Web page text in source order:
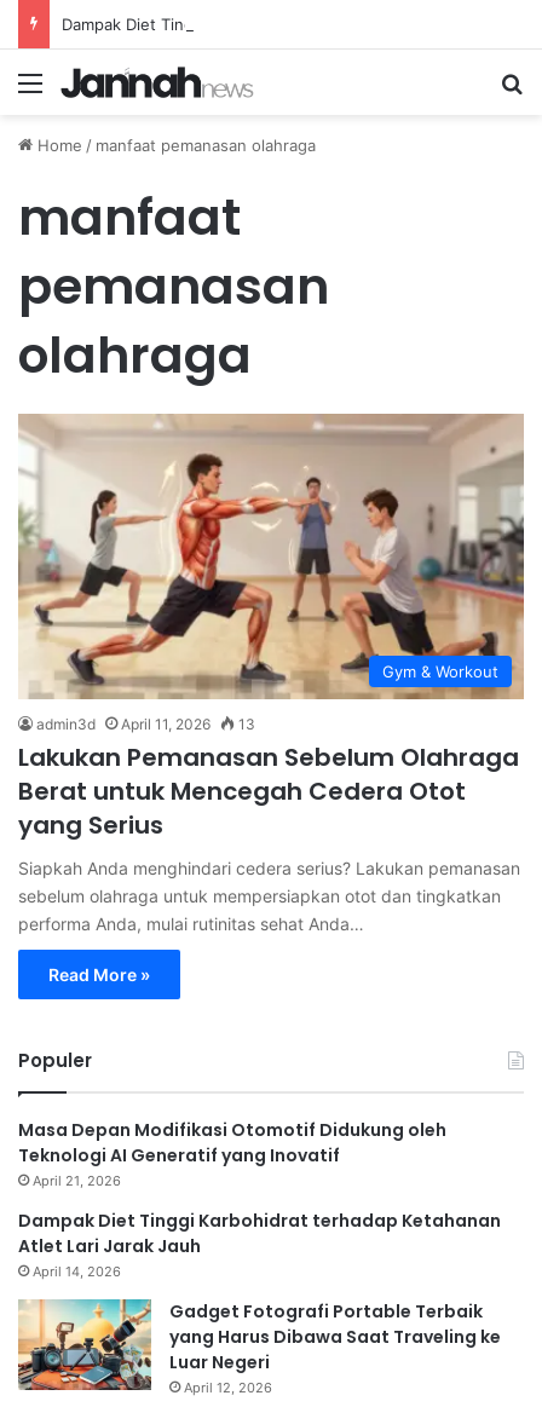
Menu
Home / manfaat pemanasan olahraga
manfaat
pemanasan
olahraga
Gym & Workout
admin3d April 11, 2026 13
Lakukan Pemanasan Sebelum Olahraga
Berat untuk Mencegah Cedera Otot
yang Serius
Siapkah Anda menghindari cedera serius? Lakukan pemanasan
sebelum olahraga untuk mempersiapkan otot dan tingkatkan
performa Anda, mulai rutinitas sehat Anda…
Read More »
Populer
Masa Depan Modifikasi Otomotif Didukung oleh
Teknologi AI Generatif yang Inovatif
April 21, 2026
Dampak Diet Tinggi Karbohidrat terhadap Ketahanan
Atlet Lari Jarak Jauh
April 14, 2026
Gadget Fotografi Portable Terbaik
yang Harus Dibawa Saat Traveling ke
Luar Negeri
April 12, 2026